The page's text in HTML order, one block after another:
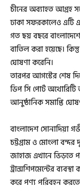
চীনের অব্যাহত আগ্রহ
ঢাকা সফরকালেও এটি
গত ছয় বছরে
বাতিল করা হয়েছে।
ঘোষণা করেনি।
তারপর আগস্টের শেষ
ডিপ সি পোর্ট অথোরিটি
আনুষ্ঠানিক সমাপ্তি
বাংলাদেশ সোনাদিয়া
চট্টগ্রাম ও মোংলা
জাহাজ এখানে ভিড়তে
ট্রান্সশিপমেন্টের
করে পণ্য পরিবহন